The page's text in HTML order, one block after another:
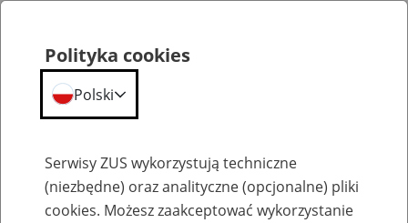
Szkolenia
Polityka cookies
Polski
Serwisy ZUS wykorzystują techniczne
(niezbędne) oraz analityczne (opcjonalne) pliki
cookies. Możesz zaakceptować wykorzystanie